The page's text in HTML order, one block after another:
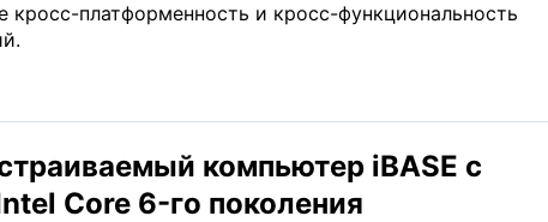
платформенность и кросс-функциональность
компьютер iBASE c
Core 6-го поколения